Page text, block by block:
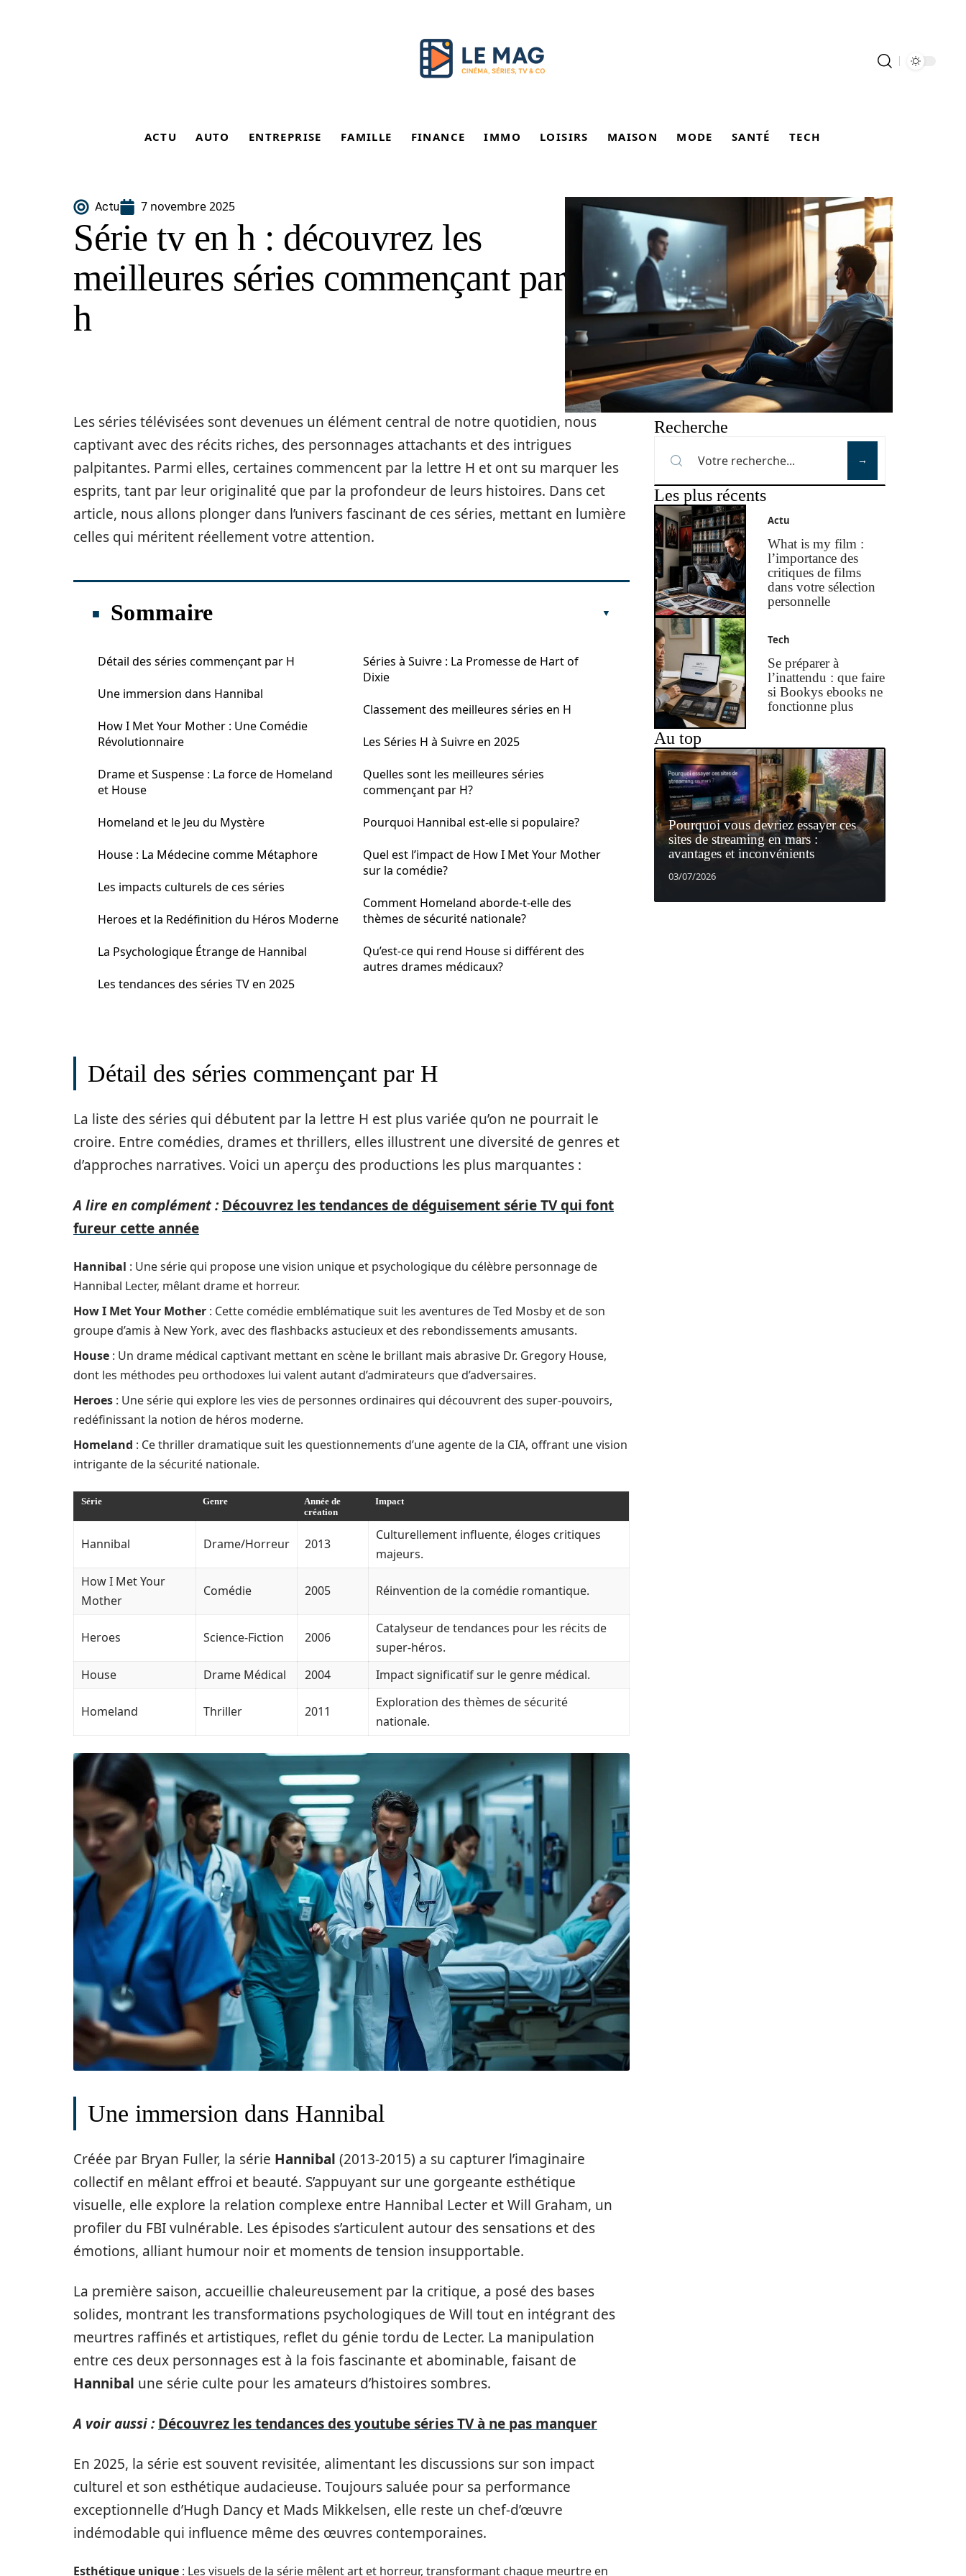
ACTU AUTO ENTREPRISE FAMILLE FINANCE IMMO LOISIRS MAISON MODE SANTÉ TECH
Actu 7 novembre 2025
Série tv en h : découvrez les
meilleures séries commençant par
h
Les séries télévisées sont devenues un élément central de notre quotidien, nous
captivant avec des récits riches, des personnages attachants et des intrigues
palpitantes. Parmi elles, certaines commencent par la lettre H et ont su marquer les
esprits, tant par leur originalité que par la profondeur de leurs histoires. Dans cet
article, nous allons plonger dans l’univers fascinant de ces séries, mettant en lumière
celles qui méritent réellement votre attention.
Sommaire
Détail des séries commençant par H
Une immersion dans Hannibal
How I Met Your Mother : Une Comédie
Révolutionnaire
Drame et Suspense : La force de Homeland
et House
Homeland et le Jeu du Mystère
House : La Médecine comme Métaphore
Les impacts culturels de ces séries
Heroes et la Redéfinition du Héros Moderne
La Psychologique Étrange de Hannibal
Les tendances des séries TV en 2025
Séries à Suivre : La Promesse de Hart of
Dixie
Classement des meilleures séries en H
Les Séries H à Suivre en 2025
Quelles sont les meilleures séries
commençant par H?
Pourquoi Hannibal est-elle si populaire?
Quel est l’impact de How I Met Your Mother
sur la comédie?
Comment Homeland aborde-t-elle des
thèmes de sécurité nationale?
Qu’est-ce qui rend House si différent des
autres drames médicaux?
Détail des séries commençant par H
La liste des séries qui débutent par la lettre H est plus variée qu’on ne pourrait le
croire. Entre comédies, drames et thrillers, elles illustrent une diversité de genres et
d’approches narratives. Voici un aperçu des productions les plus marquantes :
A lire en complément : Découvrez les tendances de déguisement série TV qui font
fureur cette année
Hannibal : Une série qui propose une vision unique et psychologique du célèbre personnage de
Hannibal Lecter, mêlant drame et horreur.
How I Met Your Mother : Cette comédie emblématique suit les aventures de Ted Mosby et de son
groupe d’amis à New York, avec des flashbacks astucieux et des rebondissements amusants.
House : Un drame médical captivant mettant en scène le brillant mais abrasive Dr. Gregory House,
dont les méthodes peu orthodoxes lui valent autant d’admirateurs que d’adversaires.
Heroes : Une série qui explore les vies de personnes ordinaires qui découvrent des super-pouvoirs,
redéfinissant la notion de héros moderne.
Homeland : Ce thriller dramatique suit les questionnements d’une agente de la CIA, offrant une vision
intrigante de la sécurité nationale.
Série Genre
Année de
création
Impact
Hannibal Drame/Horreur 2013
Culturellement influente, éloges critiques
majeurs.
How I Met Your
Mother
Comédie 2005 Réinvention de la comédie romantique.
Heroes Science-Fiction 2006
Catalyseur de tendances pour les récits de
super-héros.
House
Drame Médical 2004 Impact significatif sur le genre médical.
Homeland Thriller 2011
Exploration des thèmes de sécurité
nationale.
Une immersion dans Hannibal
Créée par Bryan Fuller, la série Hannibal (2013-2015) a su capturer l’imaginaire
collectif en mêlant effroi et beauté. S’appuyant sur une gorgeante esthétique
visuelle, elle explore la relation complexe entre Hannibal Lecter et Will Graham, un
profiler du FBI vulnérable. Les épisodes s’articulent autour des sensations et des
émotions, alliant humour noir et moments de tension insupportable.
La première saison, accueillie chaleureusement par la critique, a posé des bases
solides, montrant les transformations psychologiques de Will tout en intégrant des
meurtres raffinés et artistiques, reflet du génie tordu de Lecter. La manipulation
entre ces deux personnages est à la fois fascinante et abominable, faisant de
Hannibal une série culte pour les amateurs d’histoires sombres.
A voir aussi : Découvrez les tendances des youtube séries TV à ne pas manquer
En 2025, la série est souvent revisitée, alimentant les discussions sur son impact
culturel et son esthétique audacieuse. Toujours saluée pour sa performance
exceptionnelle d’Hugh Dancy et Mads Mikkelsen, elle reste un chef-d’œuvre
indémodable qui influence même des œuvres contemporaines.
Esthétique unique : Les visuels de la série mêlent art et horreur, transformant chaque meurtre en
Recherche
Les plus récents
Actu
What is my film :
l’importance des
critiques de films
dans votre sélection
personnelle
Tech
Se préparer à
l’inattendu : que faire
si Bookys ebooks ne
fonctionne plus
Au top
Pourquoi vous devriez essayer ces
sites de streaming en mars :
avantages et inconvénients
03/07/2026